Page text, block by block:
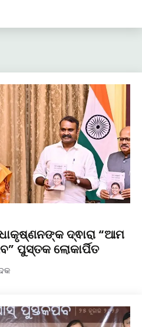
ଦ୍ଵାରା “ଆମ
ପୁସ୍ତକ ଲୋକାର୍ପିତ